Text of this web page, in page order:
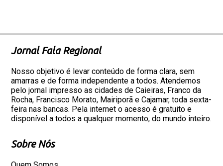
Jornal Fala Regional
Nosso objetivo é levar conteúdo de forma clara, sem
amarras e de forma independente a todos. Atendemos
pelo jornal impresso as cidades de Caieiras, Franco da
Rocha, Francisco Morato, Mairiporã e Cajamar, toda sexta-
feira nas bancas. Pela internet o acesso é gratuito e
disponível a todos a qualquer momento, do mundo inteiro.
Sobre Nós